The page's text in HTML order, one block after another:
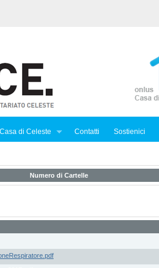
Casa di Celeste Contatti Sostienici
Numero di Cartelle